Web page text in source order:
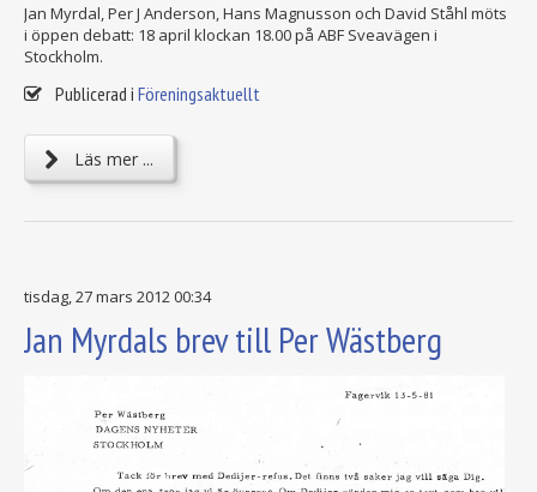
Jan Myrdal, Per J Anderson, Hans Magnusson och David Ståhl möts
i öppen debatt: 18 april klockan 18.00 på ABF Sveavägen i
Stockholm.
Publicerad i Föreningsaktuellt
Läs mer ...
tisdag, 27 mars 2012 00:34
Jan Myrdals brev till Per Wästberg